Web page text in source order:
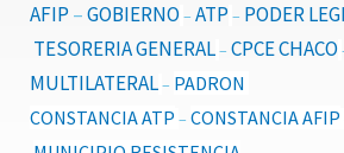
AFIP–GOBIERNO – ATP– PODER
TESORERIA GENERAL– CPCE CHACO
MULTILATERAL– PADRON
CONSTANCIA ATP – CONSTANCIA AFIP